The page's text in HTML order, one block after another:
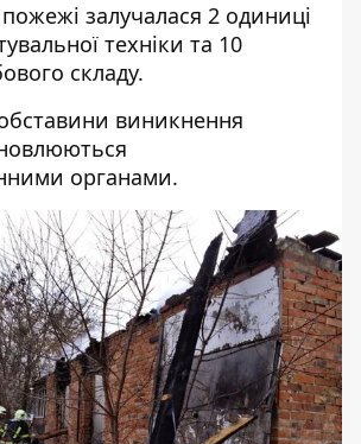
пожежі залучалася 2 одиниці
техніки та 10
складу.
виникнення
органами.